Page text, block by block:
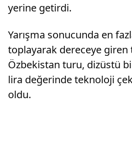
yerine getirdi.
Yarışma sonucunda en
toplayarak dereceye giren
Özbekistan turu, dizüstü
lira değerinde teknoloji
oldu.